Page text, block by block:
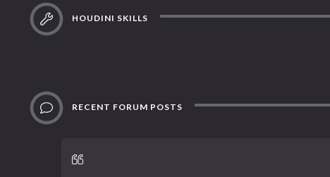
HOUDINI SKILLS
RECENT FORUM POSTS